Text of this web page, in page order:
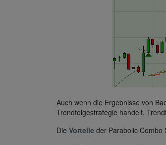
Auch wenn die Ergebnisse von
Trendfolgestrategie handelt.
Die Vorteile der Parabolic Combo